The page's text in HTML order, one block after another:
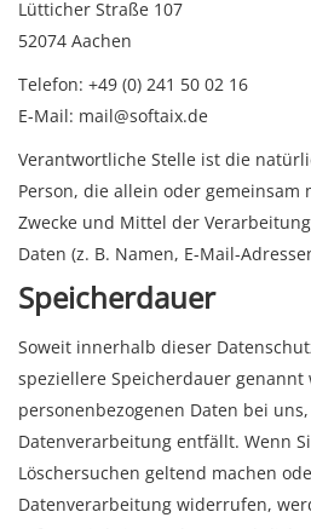
Lütticher Straße 107
52074 Aachen
Telefon: +49 (0) 241 50 02 16
E-Mail: mail@softaix.de
Verantwortliche Stelle ist die
Person, die allein oder
Zwecke und Mittel der
Daten (z. B. Namen, E-Mail-
Speicherdauer
Soweit innerhalb dieser
speziellere Speicherdauer
personenbezogenen Daten bei
Datenverarbeitung entfällt. Wenn
Löschersuchen geltend machen
Datenverarbeitung widerrufen,